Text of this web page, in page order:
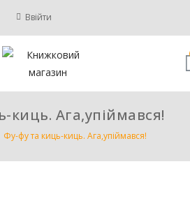
Ввійти
киць. Ага,упіймався!
Фу-фу та киць-киць. Ага,упіймався!